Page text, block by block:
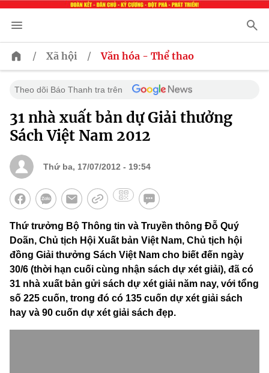
/ Xã hội / Văn hóa - Thể thao
Theo dõi Báo Thanh tra trên
31 nhà xuất bản dự Giải thưởng
Sách Việt Nam 2012
Thứ ba, 17/07/2012 - 19:54
Thứ trưởng Bộ Thông tin và Truyền thông Đỗ Quý
Doãn, Chủ tịch Hội Xuất bản Việt Nam, Chủ tịch hội
đồng Giải thưởng Sách Việt Nam cho biết đến ngày
30/6 (thời hạn cuối cùng nhận sách dự xét giải), đã có
31 nhà xuất bản gửi sách dự xét giải năm nay, với tổng
số 225 cuốn, trong đó có 135 cuốn dự xét giải sách
hay và 90 cuốn dự xét giải sách đẹp.